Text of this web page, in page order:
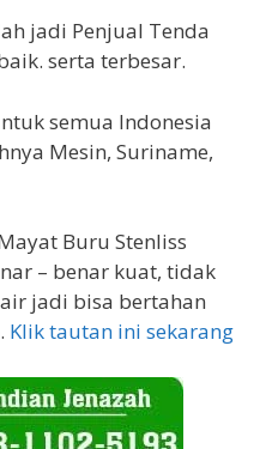
jadi Penjual Tenda
serta terbesar.
semua Indonesia
Mesin, Suriname,
Buru Stenliss
– benar kuat, tidak
jadi bisa bertahan
Klik tautan ini sekarang